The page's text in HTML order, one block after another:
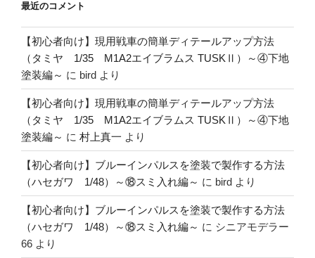
最近のコメント
【初心者向け】現用戦車の簡単ディテールアップ方法
（タミヤ 1/35 M1A2エイブラムス TUSKⅡ）～④下地
塗装編～ に bird より
【初心者向け】現用戦車の簡単ディテールアップ方法
（タミヤ 1/35 M1A2エイブラムス TUSKⅡ）～④下地
塗装編～ に 村上真一 より
【初心者向け】ブルーインパルスを塗装で製作する方法
（ハセガワ 1/48）～⑱スミ入れ編～ に bird より
【初心者向け】ブルーインパルスを塗装で製作する方法
（ハセガワ 1/48）～⑱スミ入れ編～ に シニアモデラー
66 より